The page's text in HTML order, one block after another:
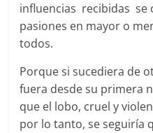
influencias recibidas se
pasiones en mayor o
todos.
Porque si sucediera de
fuera desde su primera
que el lobo, cruel y
por lo tanto, se seguiría